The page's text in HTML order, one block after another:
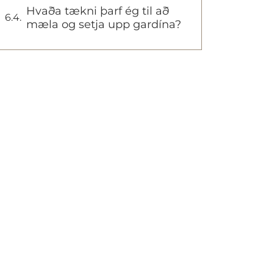
Hvaða tækni þarf ég til að
mæla og setja upp gardína?